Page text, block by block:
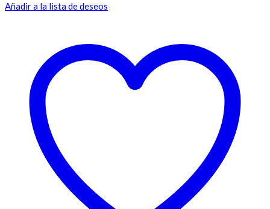
Añadir a la lista de deseos